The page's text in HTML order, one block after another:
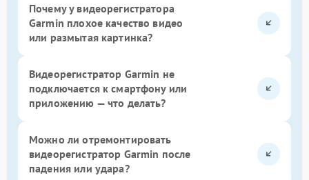
Почему у видеорегистратора
Garmin плохое качество видео
или размытая картинка?
Видеорегистратор Garmin не
подключается к смартфону или
приложению — что делать?
Можно ли отремонтировать
видеорегистратор Garmin после
падения или удара?